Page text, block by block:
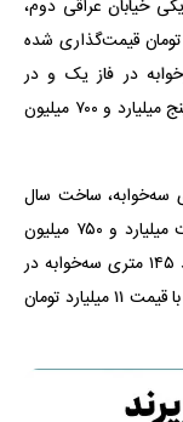
خیابان عراقی دوم،
سه میلیارد و ۸۰۰ میلیون تومان قیمت‌گذاری شده
یک واحد ۹۷ متری دوخوابه در فاز یک و در
محدوده خیابان گنو، با سال ساخت ‍۱۳۹۶ با قیمت پنج میلیارد و ۷۰۰ میلیون
دیگر، یک واحد ۱۲۰ متری سه‌خوابه، ساخت سال
۱۴۰۴ در فاز صفر و در منطقه چهارباغ، با رقم هشت میلیارد و ۷۵۰ میلیون
تومان ارزش‌گذاری شده است. همچنین، یک واحد ۱۴۵ متری سه‌خوابه در
فاز دو و در نزدیکی بلوار ستاره، با سال ساخت ۱۴۰۳ با قیمت ۱۱ میلیارد تومان